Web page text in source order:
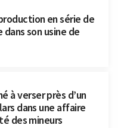
en série de
son usine de
à verser près d’un
dans une affaire
des mineurs